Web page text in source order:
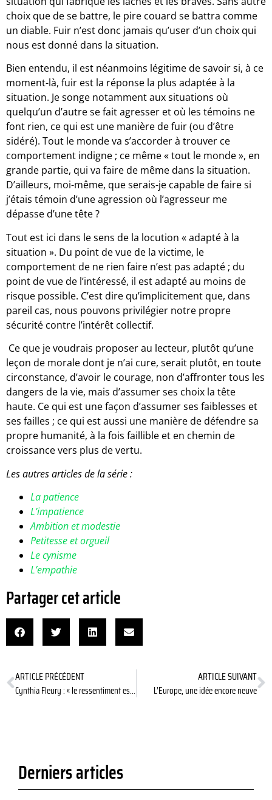
choix que de se battre, le pire couard se battra comme
un diable. Fuir n’est donc jamais qu’user d’un choix qui
nous est donné dans la situation.
Bien entendu, il est néanmoins légitime de savoir si, à ce
moment-là, fuir est la réponse la plus adaptée à la
situation. Je songe notamment aux situations où
quelqu’un d’autre se fait agresser et où les témoins ne
font rien, ce qui est une manière de fuir (ou d’être
sidéré). Tout le monde va s’accorder à trouver ce
comportement indigne ; ce même « tout le monde », en
grande partie, qui va faire de même dans la situation.
D’ailleurs, moi-même, que serais-je capable de faire si
j’étais témoin d’une agression où l’agresseur me
dépasse d’une tête ?
Tout est ici dans le sens de la locution « adapté à la
situation ». Du point de vue de la victime, le
comportement de ne rien faire n’est pas adapté ; du
point de vue de l’intéressé, il est adapté au moins de
risque possible. C’est dire qu’implicitement que, dans
pareil cas, nous pouvons privilégier notre propre
sécurité contre l’intérêt collectif.
Ce que je voudrais proposer au lecteur, plutôt qu’une
leçon de morale dont je n’ai cure, serait plutôt, en toute
circonstance, d’avoir le courage, non d’affronter tous les
dangers de la vie, mais d’assumer ses choix la tête
haute. Ce qui est une façon d’assumer ses faiblesses et
ses failles ; ce qui est aussi une manière de défendre sa
propre humanité, à la fois faillible et en chemin de
croissance vers plus de vertu.
Les autres articles de la série :
La patience
L’impatience
Ambition et modestie
Petitesse et orgueil
Le cynisme
L’empathie
Partager cet article
ARTICLE PRÉCÉDENT
Cynthia Fleury : « le ressentiment est un délire victimaire »
ARTICLE SUIVANT
L’Europe, une idée encore neuve
Derniers articles